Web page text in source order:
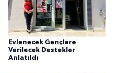
Evlenecek Gençlere
Verilecek Destekler
Anlatıldı